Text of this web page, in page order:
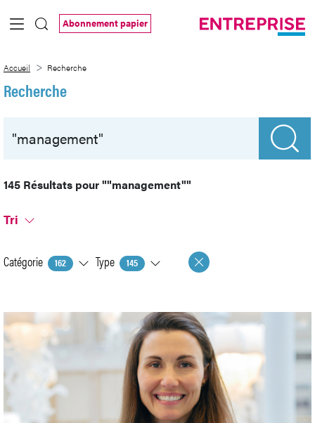
Saut au contenu principal
Abonnement papier
Accueil Recherche
Recherche
145 Résultats pour""management""
Tri
Catégorie 162 Type 145